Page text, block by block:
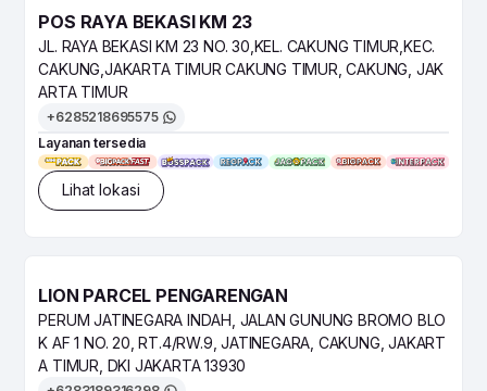
POS RAYA BEKASI KM 23
JL. RAYA BEKASI KM 23 NO. 30,KEL. CAKUNG TIMUR,KEC.
CAKUNG,JAKARTA TIMUR CAKUNG TIMUR, CAKUNG, JAK
ARTA TIMUR
+6285218695575
Layanan tersedia
Lihat lokasi
LION PARCEL PENGARENGAN
PERUM JATINEGARA INDAH, JALAN GUNUNG BROMO BLO
K AF 1 NO. 20, RT.4/RW.9, JATINEGARA, CAKUNG, JAKART
A TIMUR, DKI JAKARTA 13930